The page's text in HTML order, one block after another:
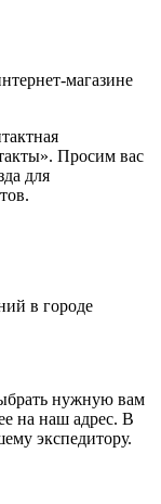
магазине
Просим вас
для
в городе
нужную вам
на наш адрес. В
экспедитору.